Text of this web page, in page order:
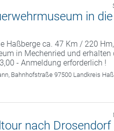
in die
Haßberge ca. 47 Km / 220 Hm,
in Mechenried und erhalten
- Anmeldung erforderlich !
Bahnhofstraße 97500 Landkreis
nach Drosendorf